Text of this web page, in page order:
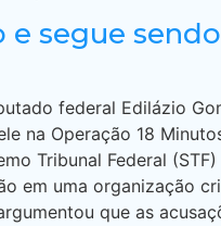
segue
federal Edilázio
na Operação 18
Tribunal Federal
em uma organização
que as